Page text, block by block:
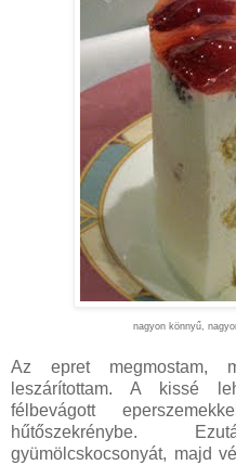
nagyon könnyű,
Az epret megmostam,
leszárítottam. A kissé
félbevágott
hűtőszekrénybe.
gyümölcskocsonyát, majd